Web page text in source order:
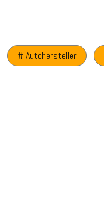
# Autohersteller